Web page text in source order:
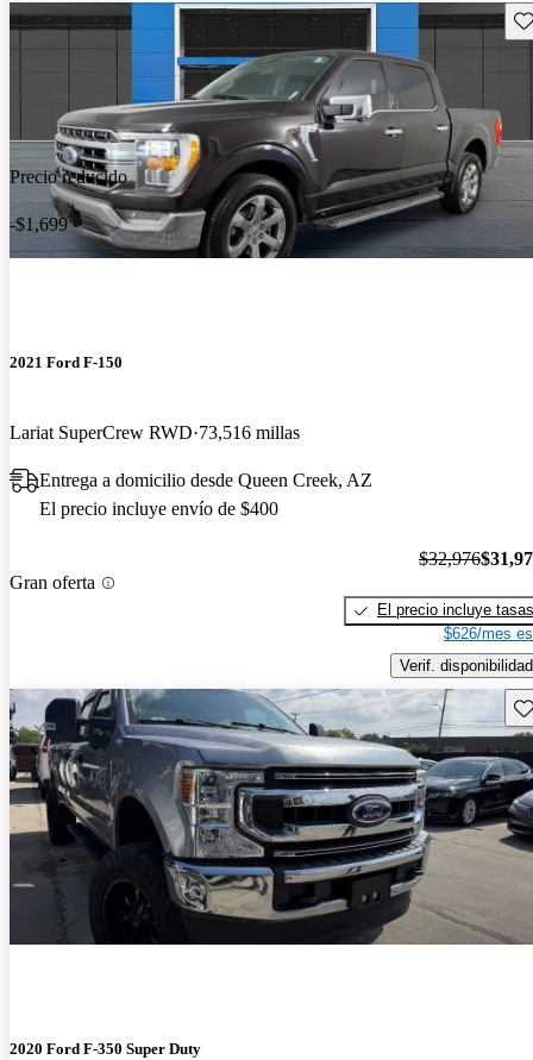
Precio reducido
-$1,699
2021 Ford F-150
Lariat SuperCrew RWD 73,516 millas
Entrega a domicilio desde Queen Creek, AZ
El precio incluye envío de $400
Gran oferta
$32,976
El precio incluye tasas
$626/mes
Verif. disponibilidad
2020 Ford F-350 Super Duty